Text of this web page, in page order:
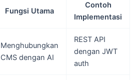
Fungsi Utama
Contoh
Implementasi
Menghubungkan
CMS dengan AI
REST API
dengan JWT
auth